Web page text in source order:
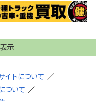
表示
イトについて
／
ついて ／